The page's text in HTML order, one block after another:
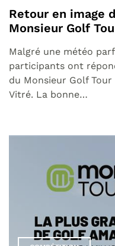
Retour en image
Monsieur Golf
Malgré une météo
participants ont
du Monsieur Golf
Vitré. La bonne…